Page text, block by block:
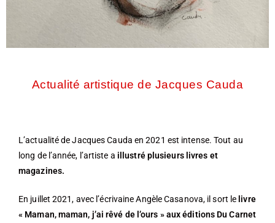
Actualité artistique de Jacques Cauda
L’actualité de Jacques Cauda en 2021 est intense. Tout au
long de l’année, l’artiste a illustré plusieurs livres et
magazines.
En juillet 2021, avec l’écrivaine Angèle Casanova, il sort le livre
« Maman, maman, j’ai rêvé de l’ours » aux éditions Du Carnet